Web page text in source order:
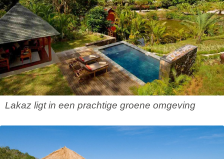
Lakaz ligt in een prachtige groene omgeving